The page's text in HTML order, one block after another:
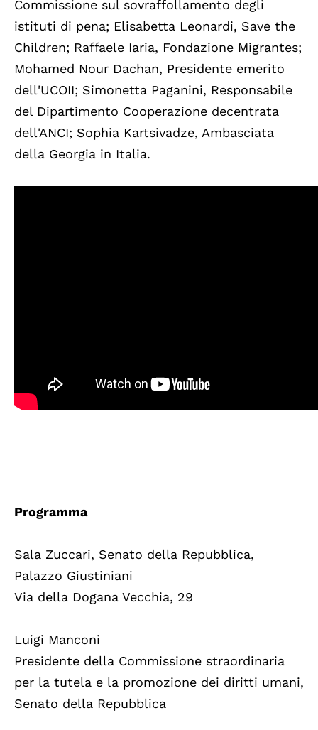
Commissione sul sovraffollamento degli
istituti di pena; Elisabetta Leonardi, Save the
Children; Raffaele Iaria, Fondazione Migrantes;
Mohamed Nour Dachan, Presidente emerito
dell'UCOII; Simonetta Paganini, Responsabile
del Dipartimento Cooperazione decentrata
dell'ANCI; Sophia Kartsivadze, Ambasciata
della Georgia in Italia.
Programma
Sala Zuccari, Senato della Repubblica,
Palazzo Giustiniani
Via della Dogana Vecchia, 29
Luigi Manconi
Presidente della Commissione straordinaria
per la tutela e la promozione dei diritti umani,
Senato della Repubblica